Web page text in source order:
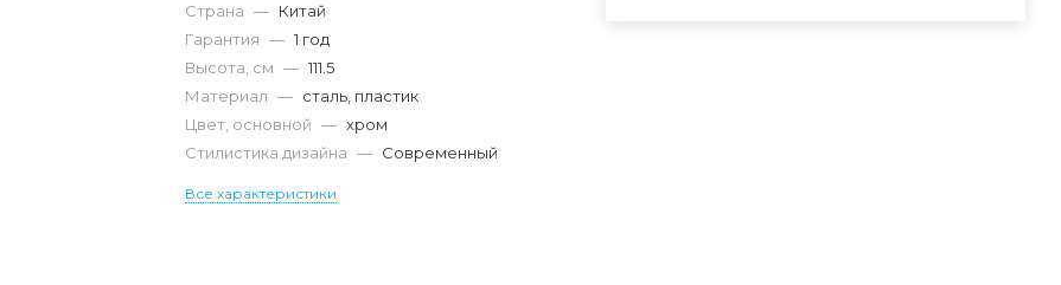
Страна — Китай
Гарантия — 1 год
Высота, см — 111.5
Материал — сталь, пластик
Цвет, основной — хром
Стилистика дизайна — Современный
Все характеристики